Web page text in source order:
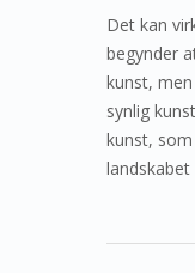
Det kan
begynder
kunst,
synlig
kunst, som